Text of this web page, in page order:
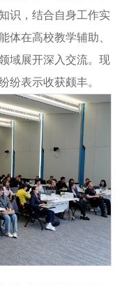
识，结合自身工作实
体在高校教学辅助、
域展开深入交流。现
纷表示收获颇丰。